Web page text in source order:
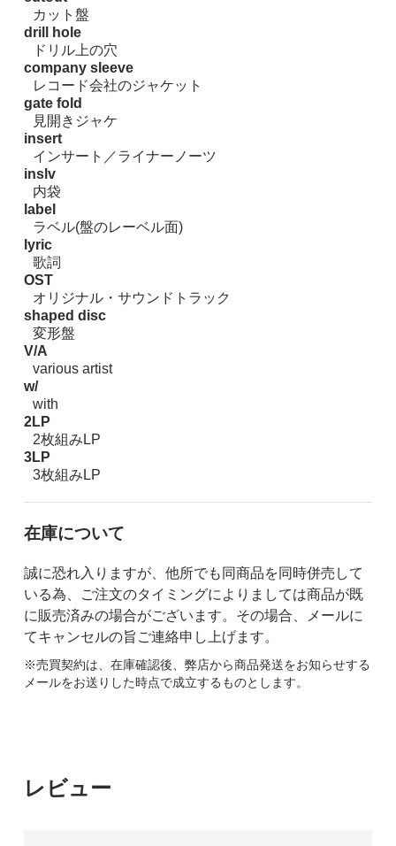
カット盤
drill hole
ドリル上の穴
company sleeve
レコード会社のジャケット
gate fold
見開きジャケ
insert
インサート／ライナーノーツ
inslv
内袋
label
ラベル(盤のレーベル面)
lyric
歌詞
OST
オリジナル・サウンドトラック
shaped disc
変形盤
V/A
various artist
w/
with
2LP
2枚組みLP
3LP
3枚組みLP
在庫について
誠に恐れ入りますが、他所でも同商品を同時併売して
いる為、ご注文のタイミングによりましては商品が既
に販売済みの場合がございます。その場合、メールに
てキャンセルの旨ご連絡申し上げます。
※売買契約は、在庫確認後、弊店から商品発送をお知らせする
メールをお送りした時点で成立するものとします。
レビュー